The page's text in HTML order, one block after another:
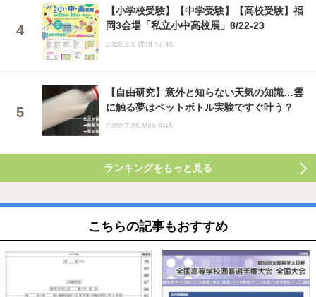
【小学校受験】【中学受験】【高校受験】福
岡3会場「私立小中高校展」8/22-23
2026.8.5 Wed 17:45
【自由研究】意外と知らない天気の知識…雲
に触る夢はペットボトル実験ですぐ叶う？
2022.7.25 Mon 9:45
ランキングをもっと見る
こちらの記事もおすすめ